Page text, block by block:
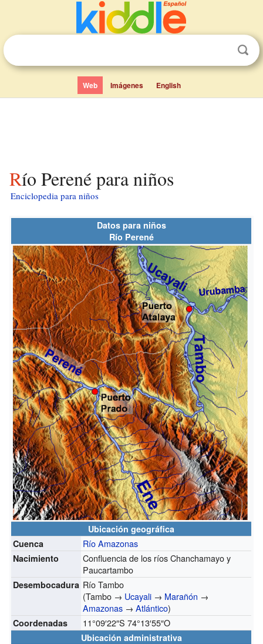
Web Imágenes English
Río Perené para niños
Enciclopedia para niños
Datos para niños
Río Perené
Ubicación geográfica
Cuenca
Río Amazonas
Nacimiento
Confluencia de los ríos Chanchamayo y
Paucartambo
Desembocadura Río Tambo
(Tambo → Ucayali → Marañón →
Amazonas →Atlántico)
Coordenadas 11°09′22″S 74°13′55″O
Ubicación administrativa